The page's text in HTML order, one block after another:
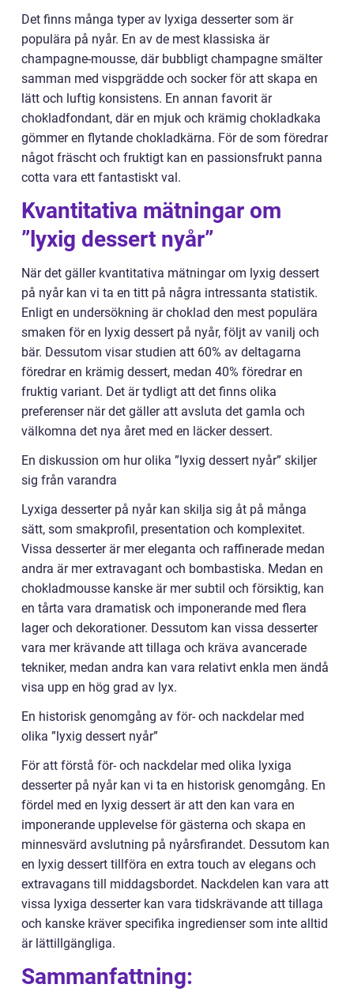
Det finns många typer av lyxiga desserter som är
populära på nyår. En av de mest klassiska är
champagne-mousse, där bubbligt champagne smälter
samman med vispgrädde och socker för att skapa en
lätt och luftig konsistens. En annan favorit är
chokladfondant, där en mjuk och krämig chokladkaka
gömmer en flytande chokladkärna. För de som föredrar
något fräscht och fruktigt kan en passionsfrukt panna
cotta vara ett fantastiskt val.
Kvantitativa mätningar om
”lyxig dessert nyår”
När det gäller kvantitativa mätningar om lyxig dessert
på nyår kan vi ta en titt på några intressanta statistik.
Enligt en undersökning är choklad den mest populära
smaken för en lyxig dessert på nyår, följt av vanilj och
bär. Dessutom visar studien att 60% av deltagarna
föredrar en krämig dessert, medan 40% föredrar en
fruktig variant. Det är tydligt att det finns olika
preferenser när det gäller att avsluta det gamla och
välkomna det nya året med en läcker dessert.
En diskussion om hur olika ”lyxig dessert nyår” skiljer
sig från varandra
Lyxiga desserter på nyår kan skilja sig åt på många
sätt, som smakprofil, presentation och komplexitet.
Vissa desserter är mer eleganta och raffinerade medan
andra är mer extravagant och bombastiska. Medan en
chokladmousse kanske är mer subtil och försiktig, kan
en tårta vara dramatisk och imponerande med flera
lager och dekorationer. Dessutom kan vissa desserter
vara mer krävande att tillaga och kräva avancerade
tekniker, medan andra kan vara relativt enkla men ändå
visa upp en hög grad av lyx.
En historisk genomgång av för- och nackdelar med
olika ”lyxig dessert nyår”
För att förstå för- och nackdelar med olika lyxiga
desserter på nyår kan vi ta en historisk genomgång. En
fördel med en lyxig dessert är att den kan vara en
imponerande upplevelse för gästerna och skapa en
minnesvärd avslutning på nyårsfirandet. Dessutom kan
en lyxig dessert tillföra en extra touch av elegans och
extravagans till middagsbordet. Nackdelen kan vara att
vissa lyxiga desserter kan vara tidskrävande att tillaga
och kanske kräver specifika ingredienser som inte alltid
är lättillgängliga.
Sammanfattning: